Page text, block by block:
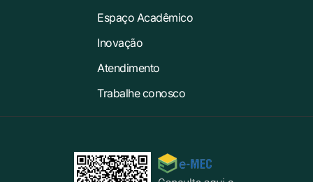
Espaço Acadêmico
Inovação
Atendimento
Trabalhe conosco